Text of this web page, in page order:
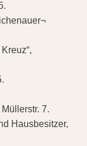
7.
Hausbesitzer,